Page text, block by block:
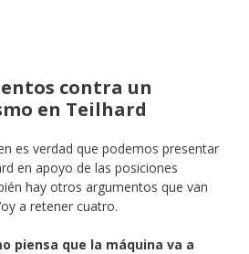
contra un
en Teilhard
es verdad que podemos presentar
en apoyo de las posiciones
hay otros argumentos que van
a retener cuatro.
piensa que la máquina va a